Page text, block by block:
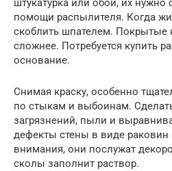
штукатурка или обои, их нужно
помощи распылителя. Когда
скоблить шпателем. Покрытые
сложнее. Потребуется купить
основание.
Снимая краску, особенно
по стыкам и выбоинам.
загрязнений, пыли и
дефекты стены в виде
внимания, они послужат
сколы заполнит раствор.